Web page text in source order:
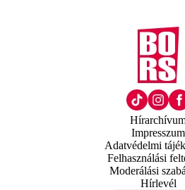
Impresszum
Adatvédelmi
Felhasználási
Moderálási
Hírlevél